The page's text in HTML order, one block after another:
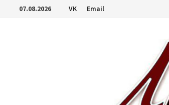
Перейти07.08.2026 VK Email